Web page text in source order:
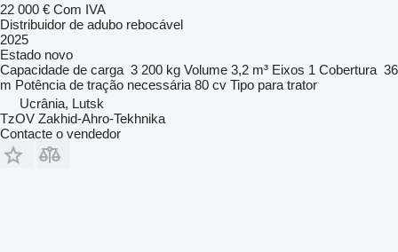
22 000 € Com IVA
Distribuidor de adubo rebocável
2025
Estado novo
Capacidade de carga 3 200 kg Volume 3,2 m³ Eixos 1 Cobertura 36
m Potência de tração necessária 80 cv Tipo para trator
Ucrânia, Lutsk
TzOV Zakhid-Ahro-Tekhnika
Contacte o vendedor